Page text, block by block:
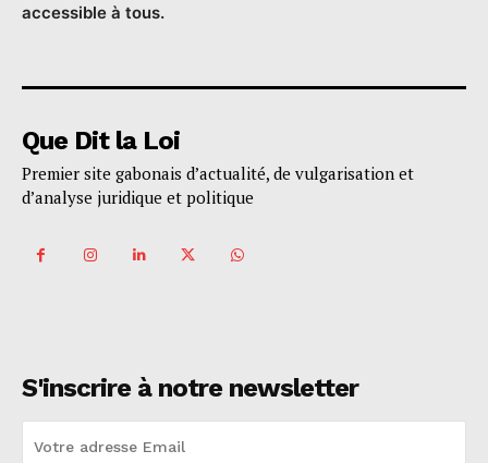
accessible à tous.
Que Dit la Loi
Premier site gabonais d’actualité, de vulgarisation et
d’analyse juridique et politique
S'inscrire à notre newsletter